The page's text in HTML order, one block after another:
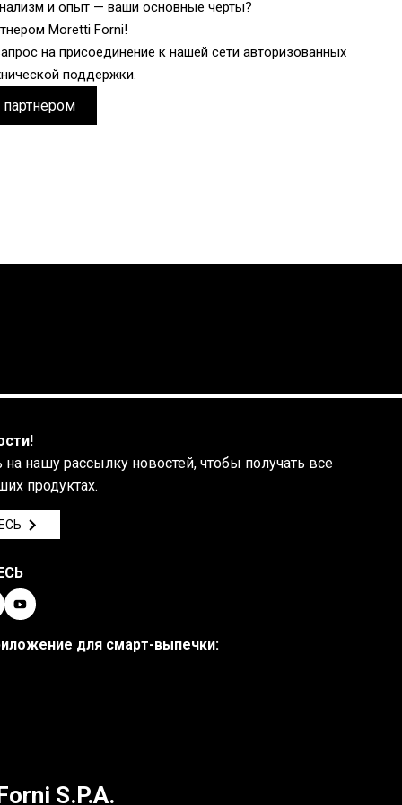
и опыт — ваши основные черты?
Moretti Forni!
на присоединение к нашей сети авторизованных
поддержки.
партнером
нашу рассылку новостей, чтобы получать все
продуктах.
для смарт-выпечки:
S.P.A.